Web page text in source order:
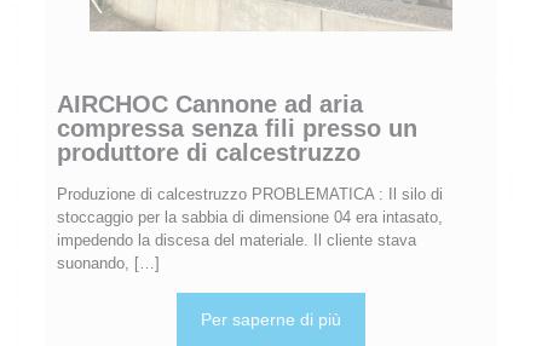
AIRCHOC Cannone ad aria
compressa senza fili presso un
produttore di calcestruzzo
Produzione di calcestruzzo PROBLEMATICA : Il silo di
stoccaggio per la sabbia di dimensione 04 era intasato,
impedendo la discesa del materiale. Il cliente stava
suonando, […]
Per saperne di più